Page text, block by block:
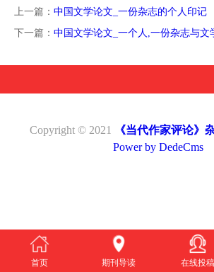
稿
投
系
上一篇： 中国文学论文_一份杂志的个人印记
下一篇： 中国文学论文_一个人,一份杂志与文
Copyright © 2021 《当代作家评论》
Power by DedeCms
首页 期刊导读 在线投稿